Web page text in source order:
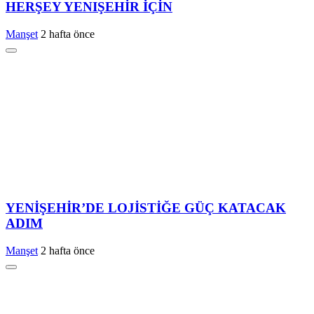
HERŞEY YENIŞEHİR İÇİN
Manşet 2 hafta önce
YENİŞEHİR’DE LOJİSTİĞE GÜÇ KATACAK
ADIM
Manşet 2 hafta önce